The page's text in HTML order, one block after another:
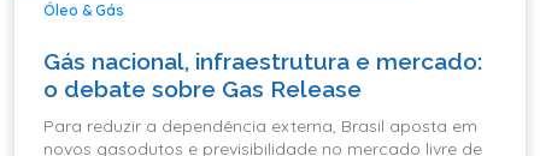
Óleo & Gás
Gás nacional, infraestrutura e mercado:
o debate sobre Gas Release
Para reduzir a dependência externa, Brasil aposta em
novos gasodutos e previsibilidade no mercado livre de